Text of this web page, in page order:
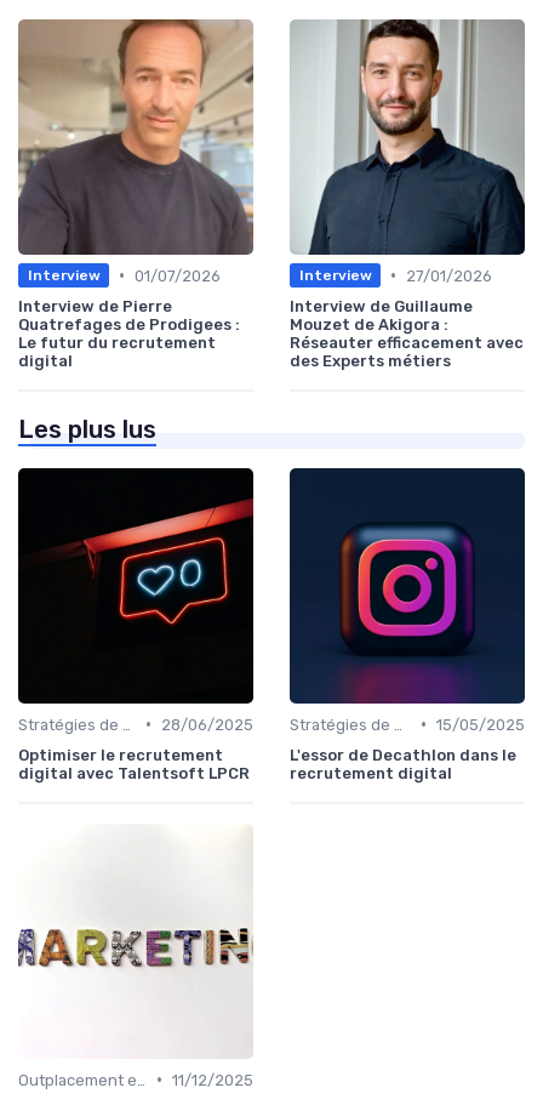
Interview • 01/07/2026
Interview de Pierre
Quatrefages de Prodigees :
Le futur du recrutement
digital
Interview •
27/01/2026
Interview de Guillaume
Mouzet de Akigora :
Réseauter efficacement avec
des Experts métiers
Les plus lus
•
28/06/2025
Optimiser le recrutement
digital avec Talentsoft LPCR
• 15/05/2025
L'essor de Decathlon dans le
recrutement digital
• 11/12/2025